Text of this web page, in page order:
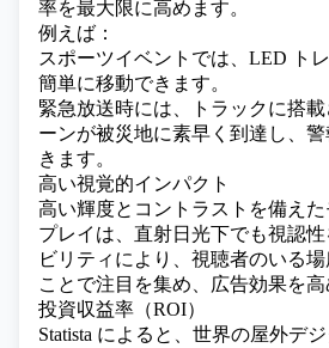
率を最大限に高めます。
例えば：
スポーツイベントでは、LED ト
簡単に移動できます。
緊急放送時には、トラックに搭
ーンが被災地に素早く到達し、
きます。
高い視覚的インパクト
高い輝度とコントラストを備え
プレイは、直射日光下でも視認
ビリティにより、視聴者のいる場
ことで注目を集め、広告効果を高
投資収益率（ROI）
Statista によると、世界の屋外デ